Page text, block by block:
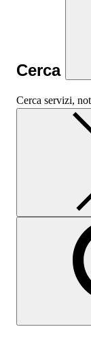
Cerca
Cerca servizi,